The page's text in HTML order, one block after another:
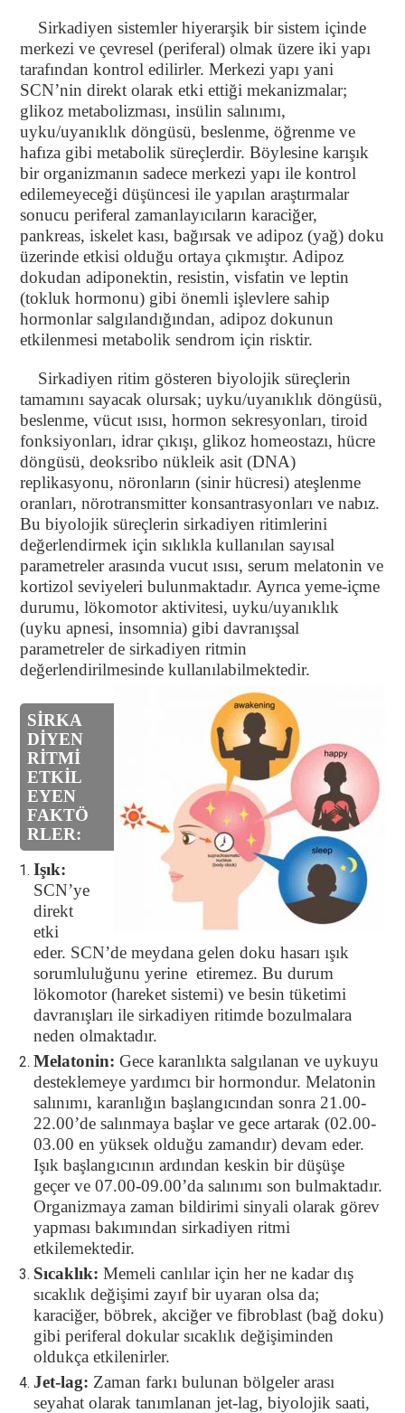
Sirkadiyen sistemler hiyerarşik bir sistem içinde
merkezi ve çevresel (periferal) olmak üzere iki yapı
tarafından kontrol edilirler. Merkezi yapı yani
SCN’nin direkt olarak etki ettiği mekanizmalar;
glikoz metabolizması, insülin salınımı,
uyku/uyanıklık döngüsü, beslenme, öğrenme ve
hafıza gibi metabolik süreçlerdir. Böylesine karışık
bir organizmanın sadece merkezi yapı ile kontrol
edilemeyeceği düşüncesi ile yapılan araştırmalar
sonucu periferal zamanlayıcıların karaciğer,
pankreas, iskelet kası, bağırsak ve adipoz (yağ) doku
üzerinde etkisi olduğu ortaya çıkmıştır. Adipoz
dokudan adiponektin, resistin, visfatin ve leptin
(tokluk hormonu) gibi önemli işlevlere sahip
hormonlar salgılandığından, adipoz dokunun
etkilenmesi metabolik sendrom için risktir.
Sirkadiyen ritim gösteren biyolojik süreçlerin
tamamını sayacak olursak; uyku/uyanıklık döngüsü,
beslenme, vücut ısısı, hormon sekresyonları, tiroid
fonksiyonları, idrar çıkışı, glikoz homeostazı, hücre
döngüsü, deoksribo nükleik asit (DNA)
replikasyonu, nöronların (sinir hücresi) ateşlenme
oranları, nörotransmitter konsantrasyonları ve nabız.
Bu biyolojik süreçlerin sirkadiyen ritimlerini
değerlendirmek için sıklıkla kullanılan sayısal
parametreler arasında vucut ısısı, serum melatonin ve
kortizol seviyeleri bulunmaktadır. Ayrıca yeme-içme
durumu, lökomotor aktivitesi, uyku/uyanıklık
(uyku apnesi, insomnia) gibi davranışsal
parametreler de sirkadiyen ritmin
değerlendirilmesinde kullanılabilmektedir.
SİRKA
DİYEN
RİTMİ
ETKİL
EYEN
FAKTÖ
RLER:
Işık:
SCN’ye
direkt
etki
eder. SCN’de meydana gelen doku hasarı ışık
sorumluluğunu yerine etiremez. Bu durum
lökomotor (hareket sistemi) ve besin tüketimi
davranışları ile sirkadiyen ritimde bozulmalara
neden olmaktadır.
Melatonin:Gece karanlıkta salgılanan ve uykuyu
desteklemeye yardımcı bir hormondur. Melatonin
salınımı, karanlığın başlangıcından sonra 21.00-
22.00’de salınmaya başlar ve gece artarak (02.00-
03.00 en yüksek olduğu zamandır) devam eder.
Işık başlangıcının ardından keskin bir düşüşe
geçer ve 07.00-09.00’da salınımı son bulmaktadır.
Organizmaya zaman bildirimi sinyali olarak görev
yapması bakımından sirkadiyen ritmi
etkilemektedir.
Sıcaklık:Memeli canlılar için her ne kadar dış
sıcaklık değişimi zayıf bir uyaran olsa da;
karaciğer, böbrek, akciğer ve fibroblast (bağ doku)
gibi periferal dokular sıcaklık değişiminden
oldukça etkilenirler.
Jet-lag: Zaman farkı bulunan bölgeler arası
seyahat olarak tanımlanan jet-lag, biyolojik saati,